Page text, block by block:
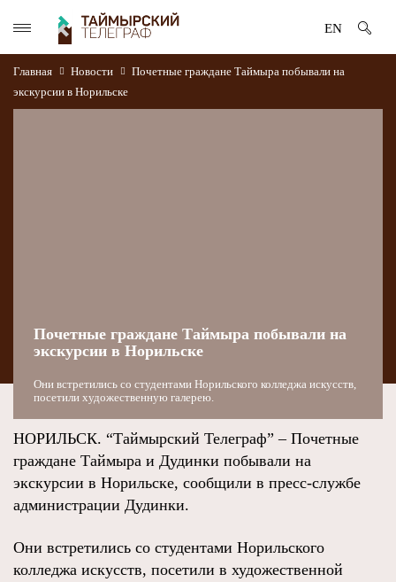
EN
Главная Новости
Почетные граждане Таймыра побывали на
экскурсии в Норильске
Почетные граждане Таймыра побывали на
экскурсии в Норильске
Они встретились со студентами Норильского колледжа искусств,
посетили художественную галерею.
НОРИЛЬСК. “Таймырский Телеграф” – Почетные
граждане Таймыра и Дудинки побывали на
экскурсии в Норильске, сообщили в пресс-службе
администрации Дудинки.
Они встретились со студентами Норильского
колледжа искусств, посетили в художественной